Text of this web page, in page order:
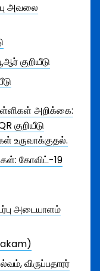
அவலை
குறியீடு
அறிக்கை:
குறியீடு
உருவாக்குதல்.
கோவிட்-19
அடையாளம்
விருப்பதாரர்